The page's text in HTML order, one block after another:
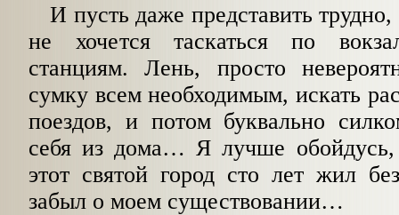
И пусть даже представить
не хочется таскаться по
станциям. Лень, просто
сумку всем необходимым, искать
поездов, и потом буквально
себя из дома… Я лучше
этот святой город сто лет жил
забыл о моем существовании…